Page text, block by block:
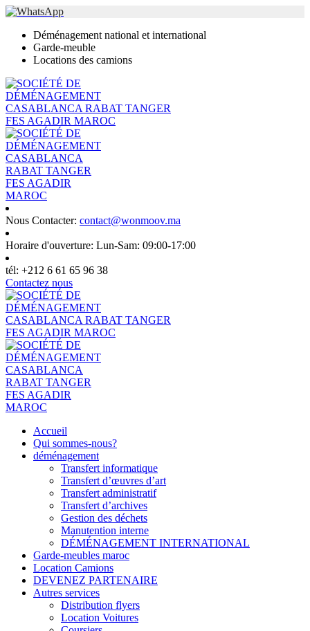
Déménagement national et international
Garde-meuble
Locations des camions
Nous Contacter: contact@wonmoov.ma
Horaire d'ouverture: Lun-Sam: 09:00-17:00
tél: +212 6 61 65 96 38
Contactez nous
Accueil
Qui sommes-nous?
déménagement
Transfert informatique
Transfert d’œuvres d’art
Transfert administratif
Transfert d’archives
Gestion des déchets
Manutention interne
DÉMÉNAGEMENT INTERNATIONAL
Garde-meubles maroc
Location Camions
DEVENEZ PARTENAIRE
Autres services
Distribution flyers
Location Voitures